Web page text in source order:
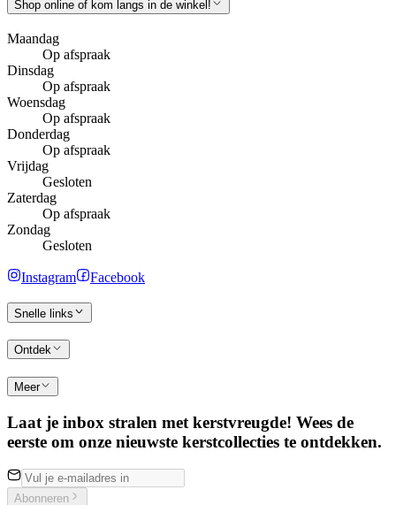
Shop online of kom langs in de winkel!
Maandag
Op afspraak
Dinsdag
Op afspraak
Woensdag
Op afspraak
Donderdag
Op afspraak
Vrijdag
Gesloten
Zaterdag
Op afspraak
Zondag
Gesloten
Instagram Facebook
Snelle links
Ontdek
Meer
Laat je inbox stralen met kerstvreugde! Wees de
eerste om onze nieuwste kerstcollecties te ontdekken.
Abonneren